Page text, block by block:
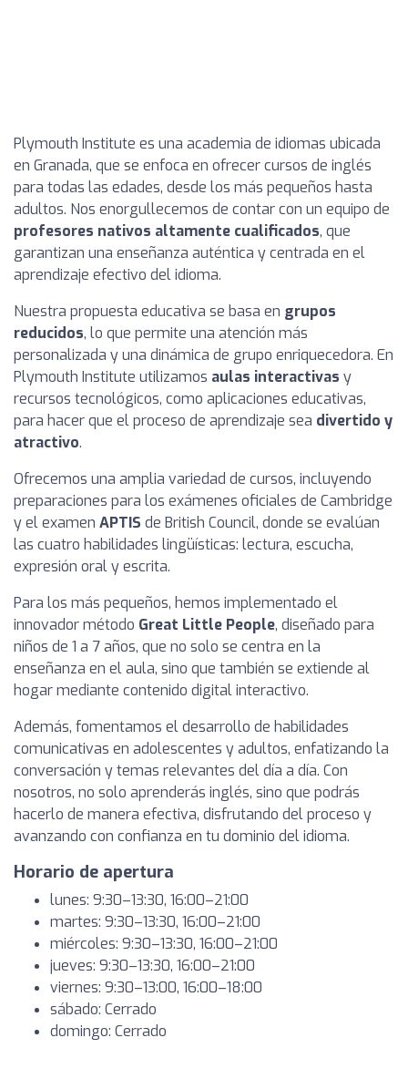
Plymouth Institute es una academia de idiomas ubicada
en Granada, que se enfoca en ofrecer cursos de inglés
para todas las edades, desde los más pequeños hasta
adultos. Nos enorgullecemos de contar con un equipo de
profesores nativos altamente cualificados, que
garantizan una enseñanza auténtica y centrada en el
aprendizaje efectivo del idioma.
Nuestra propuesta educativa se basa en grupos
reducidos, lo que permite una atención más
personalizada y una dinámica de grupo enriquecedora. En
Plymouth Institute utilizamos aulas interactivas y
recursos tecnológicos, como aplicaciones educativas,
para hacer que el proceso de aprendizaje sea divertido y
atractivo.
Ofrecemos una amplia variedad de cursos, incluyendo
preparaciones para los exámenes oficiales de Cambridge
y el examen APTIS de British Council, donde se evalúan
las cuatro habilidades lingüísticas: lectura, escucha,
expresión oral y escrita.
Para los más pequeños, hemos implementado el
innovador método Great Little People, diseñado para
niños de 1 a 7 años, que no solo se centra en la
enseñanza en el aula, sino que también se extiende al
hogar mediante contenido digital interactivo.
Además, fomentamos el desarrollo de habilidades
comunicativas en adolescentes y adultos, enfatizando la
conversación y temas relevantes del día a día. Con
nosotros, no solo aprenderás inglés, sino que podrás
hacerlo de manera efectiva, disfrutando del proceso y
avanzando con confianza en tu dominio del idioma.
Horario de apertura
lunes: 9:30–13:30, 16:00–21:00
martes: 9:30–13:30, 16:00–21:00
miércoles: 9:30–13:30, 16:00–21:00
jueves: 9:30–13:30, 16:00–21:00
viernes: 9:30–13:00, 16:00–18:00
sábado: Cerrado
domingo: Cerrado